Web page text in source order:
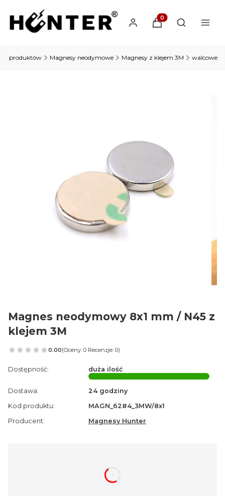
Produkty w
Otwórz
produktów Magnesy neodymowe Magnesy z klejem 3M walcowe
Magnes neodymowy 8x1 mm / N45 z
klejem 3M
0.00(Oceny: 0 Recenzje: 0)
Przejdź do sekcji Opinie
Dostępność: duża ilość
Dostawa:
24 godziny
Kod produktu:
MAGN_62#4_3MW/8x1
Producent:
Magnesy Hunter
godzin